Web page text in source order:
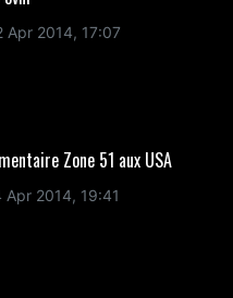
2014, 17:07
Zone 51 aux USA
2014, 19:41